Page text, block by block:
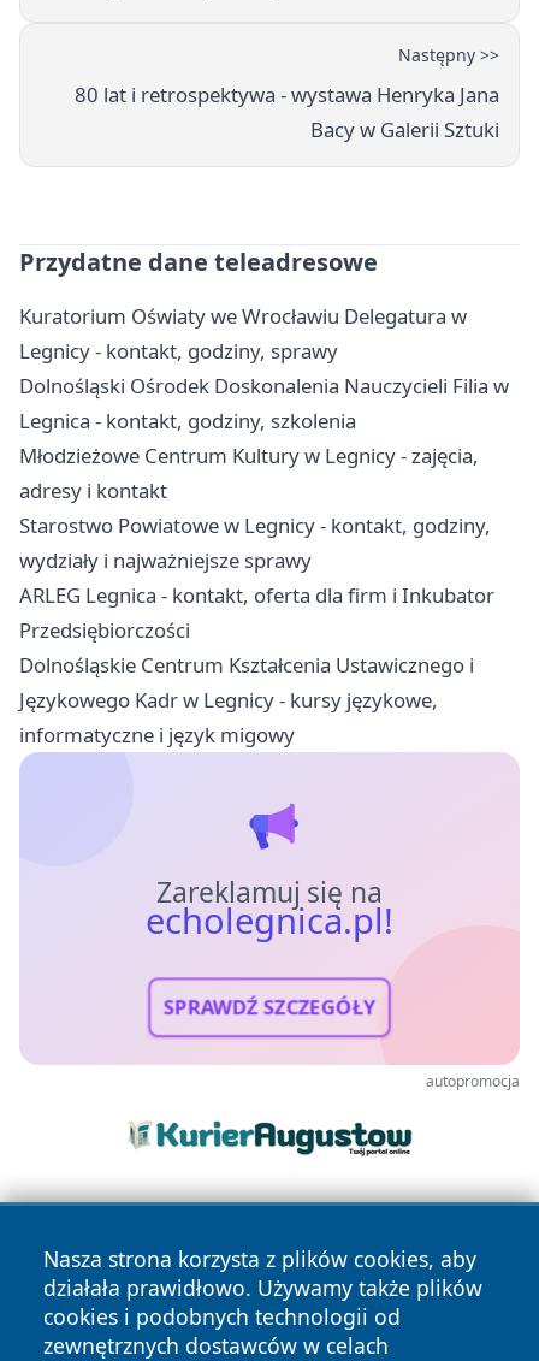
Następny >>
80 lat i retrospektywa - wystawa Henryka Jana
Bacy w Galerii Sztuki
Przydatne dane teleadresowe
Kuratorium Oświaty we Wrocławiu Delegatura w
Legnicy - kontakt, godziny, sprawy
Dolnośląski Ośrodek Doskonalenia Nauczycieli Filia w
Legnica - kontakt, godziny, szkolenia
Młodzieżowe Centrum Kultury w Legnicy - zajęcia,
adresy i kontakt
Starostwo Powiatowe w Legnicy - kontakt, godziny,
wydziały i najważniejsze sprawy
ARLEG Legnica - kontakt, oferta dla firm i Inkubator
Przedsiębiorczości
Dolnośląskie Centrum Kształcenia Ustawicznego i
Językowego Kadr w Legnicy - kursy językowe,
informatyczne i język migowy
Zareklamuj się na
echolegnica.pl!
SPRAWDŹ SZCZEGÓŁY
autopromocja
Nasza strona korzysta z plików cookies, aby
działała prawidłowo. Używamy także plików
cookies i podobnych technologii od
zewnętrznych dostawców w celach
Copyright © 2026 echolegnica.pl Wszystkie prawa